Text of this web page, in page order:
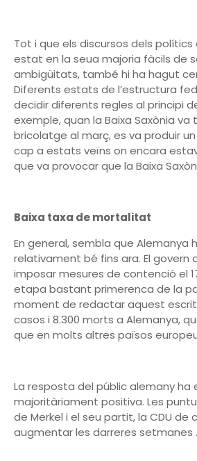
Tot i que els discursos dels polítics
estat en la seua majoria fàcils de
ambigüitats, també hi ha hagut
Diferents estats de l’estructura
decidir diferents regles al principi
exemple, quan la Baixa Saxònia
bricolatge al març, es va produir
cap a estats veïns on encara
que va provocar que la Baixa
Baixa taxa de mortalitat
En general, sembla que Alemanya
relativament bé fins ara. El govern
imposar mesures de contenció el
etapa bastant primerenca de la
moment de redactar aquest escrit,
casos i 8.300 morts a Alemanya,
que en molts altres països
La resposta del públic alemany ha
majoritàriament positiva. Les
de Merkel i el seu partit, la CDU de
augmentar les darreres setmanes .